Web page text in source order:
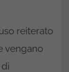
reiterato
vengano